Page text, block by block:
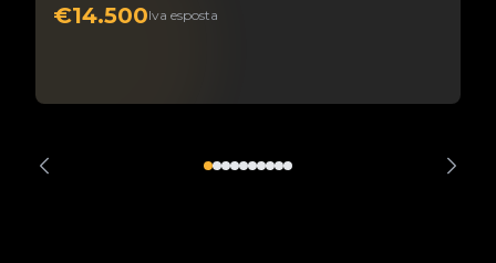
€14.500Iva esposta